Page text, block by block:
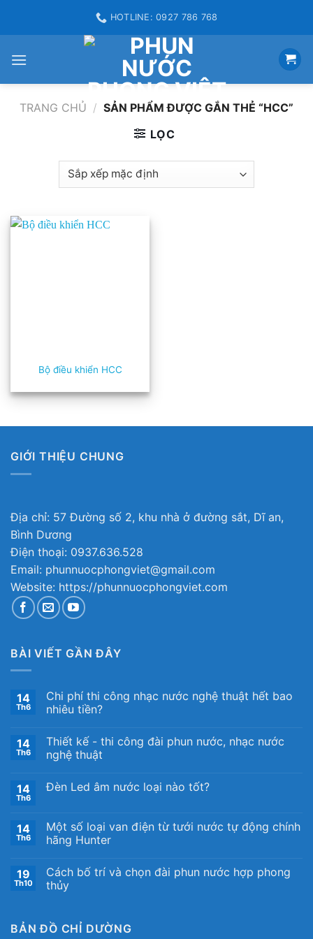
HOTLINE: 0927 786 768
TRANG CHỦ / SẢN PHẨM ĐƯỢC GẮN THẺ “HCC”
LỌC
Bộ điều khiển HCC
GIỚI THIỆU CHUNG
Địa chỉ: 57 Đường số 2, khu nhà ở đường sắt, Dĩ an,
Bình Dương
Điện thoại: 0937.636.528
Email: phunnuocphongviet@gmail.com
Website: https://phunnuocphongviet.com
BÀI VIẾT GẦN ĐÂY
14
Th6
Chi phí thi công nhạc nước nghệ thuật hết bao
nhiêu tiền?
14
Th6
Thiết kế ​- thi công đài phun nước, nhạc nước
nghệ thuật
14
Th6
Đèn Led âm nước loại nào tốt?
14
Th6
Một số loại van điện từ tưới nước tự động chính
hãng Hunter
19
Th10
Cách bố trí và chọn đài phun nước hợp phong
thủy
BẢN ĐỒ CHỈ DƯỜNG